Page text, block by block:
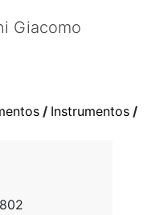
Giacomo
/ Instrumentos/